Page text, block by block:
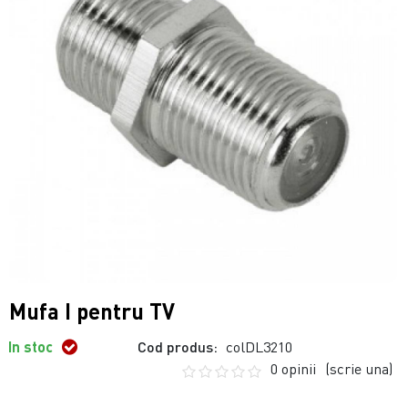
Mufa I pentru TV
In stoc Cod produs: colDL3210
0 opinii (scrie una)